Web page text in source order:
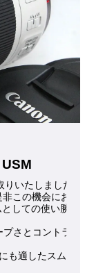
いたしました。
この機会にお問合
しての使い勝手
さとコントラス
も適したスムー